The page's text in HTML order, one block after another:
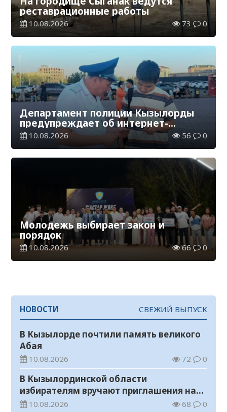
реставрационные работы
10.08.2026 73 0
Департамент полиции Кызылорды
предупреждает об интернет-
мошенничестве
10.08.2026 56 0
Молодежь выбирает закон и
порядок
10.08.2026 66 0
НОВОСТИ СВЕЖИЙ ВЫПУСК
В Кызылорде почтили память великого
Абая
10.08.2026 72 0
В Кызылординской области
избирателям вручают приглашения на
выборы в Курултай
10.08.2026 68 0